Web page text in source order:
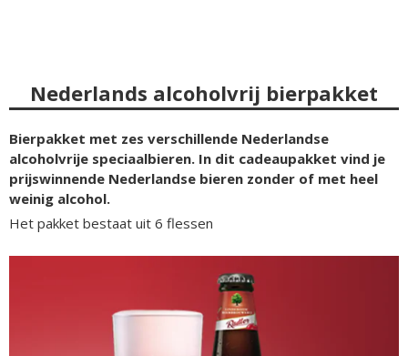
Nederlands alcoholvrij bierpakket
Bierpakket met zes verschillende Nederlandse
alcoholvrije speciaalbieren. In dit cadeaupakket vind je
prijswinnende Nederlandse bieren zonder of met heel
weinig alcohol.
Het pakket bestaat uit 6 flessen